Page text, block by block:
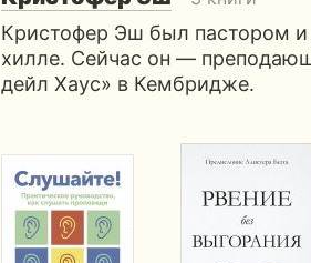
Кристофер Эш был пастором
хилле. Сейчас он —
дейл Хаус» в Кембридже.